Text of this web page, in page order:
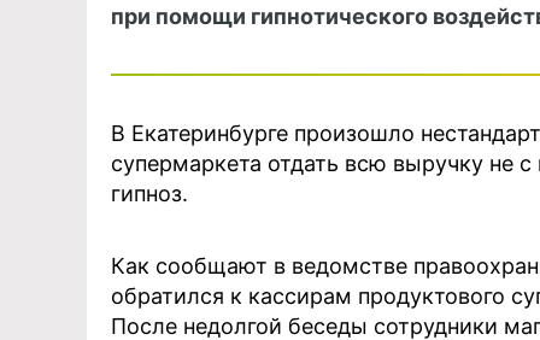
при помощи гипнотического
В Екатеринбурге произошло
супермаркета отдать всю выручку не
гипноз.
Как сообщают в ведомстве
обратился к кассирам продуктового
После недолгой беседы сотрудники